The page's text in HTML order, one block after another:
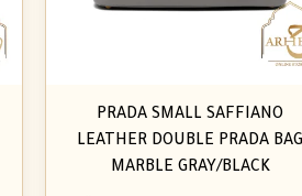
PRADA SMALL SAFFIANO
LEATHER DOUBLE PRADA BAG
MARBLE GRAY/BLACK